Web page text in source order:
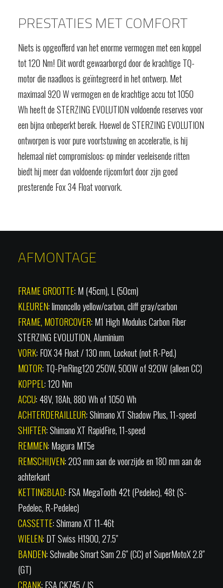
PRESTATIES MET COMFORT
Niets is opgeofferd van het enorme vermogen met een koppel
tot 120 Nm! Dit wordt gewaarborgd door de krachtige TQ-
motor die naadloos is geïntegreerd in het ontwerp. Met
maximaal 920 W vermogen en de krachtige accu tot 1050
Wh heeft de STERZING EVOLUTION voldoende reserves voor
een bijna onbeperkt bereik. Hoewel de STERZING EVOLUTION
ontworpen is voor pure voortstuwing en acceleratie, is hij
helemaal niet compromisloos: op minder veeleisende ritten
biedt hij meer dan voldoende rijcomfort door zijn goed
presterende Fox 34 Float voorvork.
AFMONTAGE
FRAME GROOTTE: M (45cm), L (50cm)
KLEUREN: limoncello yellow/carbon, cliff gray/carbon
FRAME, MOTORCOVER: M1 High Modulus Carbon Fiber
STERZING EVOLUTION, Aluminium
VORK: FOX 34 Float / 130 mm, Lockout (not R-Ped.)
MOTOR: TQ-PinRing120 250W, 500W of 920W (alleen CC)
KOPPEL: 120 Nm
ACCU: 48V, 18Ah, 880 Wh of 1050 Wh
ACHTERDERAILLEUR: Shimano XT Shadow Plus, 11-speed
SHIFTER: Shimano XT RapidFire, 11-speed
REMMEN: Magura MT5e
REMSCHIJVEN: 203 mm aan de voorzijde en 180 mm aan de
achterkant
KETTINGBLAD: FSA MegaTooth 42t (Pedelec), 48t (S-
Pedelec, R-Pedelec)
CASSETTE: Shimano XT 11-46t
WIELEN: DT Swiss H1900, 27.5″
BANDEN: Schwalbe Smart Sam 2.6″ (CC) of SuperMotoX 2.8″
(GT)
CRANK: FSA CK745 / IS